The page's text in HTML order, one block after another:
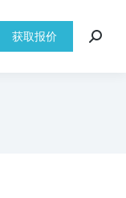
获取报价